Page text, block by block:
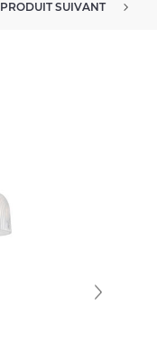
PRODUIT SUIVANT